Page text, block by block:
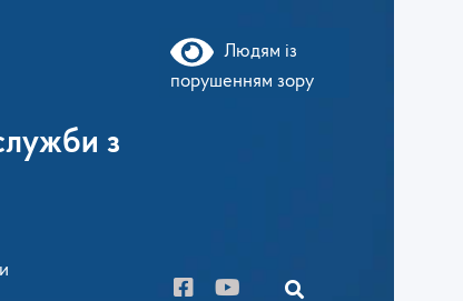
Людям із
порушенням зору
з